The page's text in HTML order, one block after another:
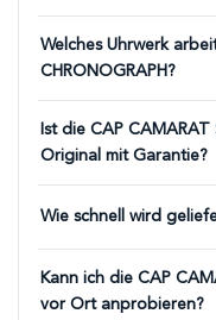
Welches Uhrwerk
CHRONOGRAPH?
Ist die CAP CAMARAT
Original mit Garantie?
Wie schnell wird
Kann ich die CAP
vor Ort anprobieren?